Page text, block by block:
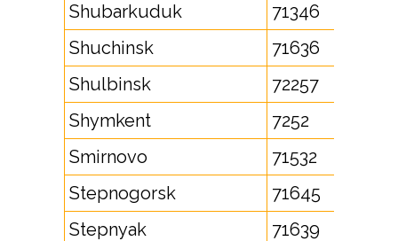
Shubarkuduk
71346
Shuchinsk
71636
Shulbinsk
72257
Shymkent
7252
Smirnovo
71532
Stepnogorsk
71645
Stepnyak
71639